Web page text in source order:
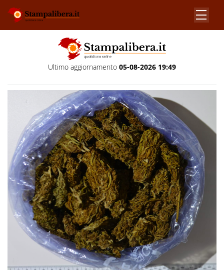
Ultimo aggiornamento 05-08-2026 19:49